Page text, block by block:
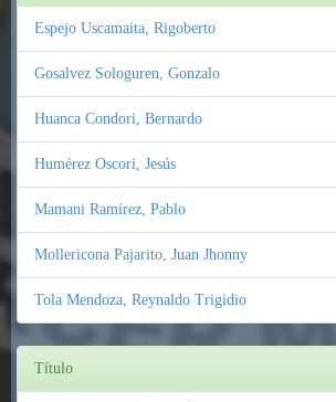
Espejo Uscamaita, Rigoberto
Gosalvez Sologuren, Gonzalo
Huanca Condori, Bernardo
Humérez Oscori, Jesús
Mamani Ramírez, Pablo
Mollericona Pajarito, Juan Jhonny
Tola Mendoza, Reynaldo Trigidio
Título